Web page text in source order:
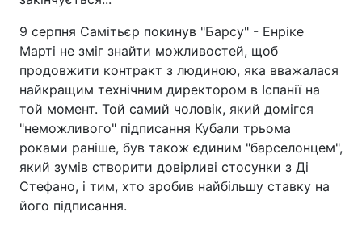
9 серпня Самітьєр покинув "Барсу" - Енріке
Марті не зміг знайти можливостей, щоб
продовжити контракт з людиною, яка вважалася
найкращим технічним директором в Іспанії на
той момент. Той самий чоловік, який домігся
"неможливого" підписання Кубали трьома
роками раніше, був також єдиним "барселонцем",
який зумів створити довірливі стосунки з Ді
Стефано, і тим, хто зробив найбільшу ставку на
його підписання.